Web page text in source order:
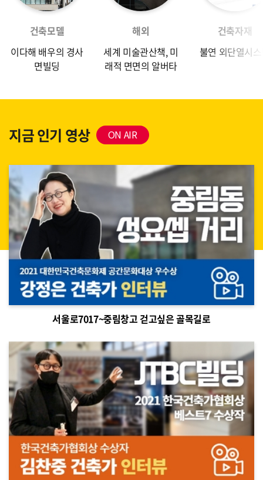
건축모델
이다해 배우의 경사
면빌딩
해외
세계 미술관산책, 미
래적 면면의 알버타
건축자재
불연 외단열시
지금 인기 영상 ON AIR
서울로7017~중림창고 걷고싶은 골목길로